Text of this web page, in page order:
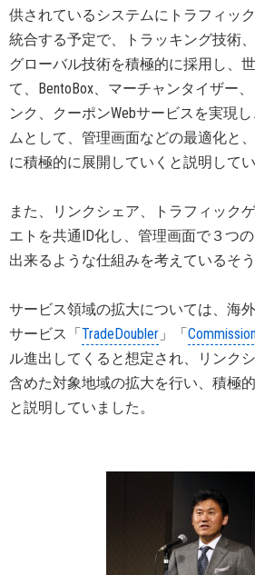
供されているシステムにトラフィッ
統合する予定で、トラッキング技術
グローバル技術を積極的に採用し、
て、BentoBox、マーチャンタイザー
ンク、クーポンWebサービスを実現
ムとして、管理画面などの最適化と
に積極的に展開していくと説明してい
また、リンクシェア、トラフィック
エトを共通ID化し、管理画面で３つ
出来るような仕組みを考えているそう
サービス領域の拡大については、海
サービス「TradeDoubler 」「
ル進出してくると想定され、リンク
含めた対象地域の拡大を行い、積極
と説明していました。